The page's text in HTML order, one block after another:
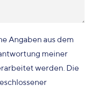
Angaben aus dem
meiner
werden. Die